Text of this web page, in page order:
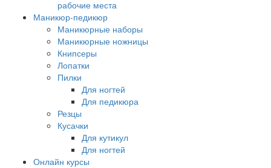
рабочие места
Маникюр-педикюр
Маникюрные наборы
Маникюрные ножницы
Книпсеры
Лопатки
Пилки
Для ногтей
Для педикюра
Резцы
Кусачки
Для кутикул
Для ногтей
Онлайн курсы